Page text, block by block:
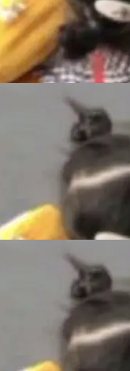
纹
文字
」
Ub
结
查
原因
联合
我
方更
AP
8T
#
搜——
操
平
开
的